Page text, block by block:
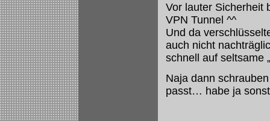
Vor lauter Sicherheit
VPN Tunnel ^^
Und da
auch nicht
schnell auf seltsame
Naja dann
passt… habe ja